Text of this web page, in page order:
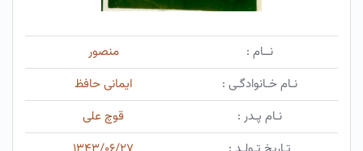
نــام :
منصور
نـام خـانوادگـی :
ایمانی حافظ
نـام پـدر :
قوچ علی